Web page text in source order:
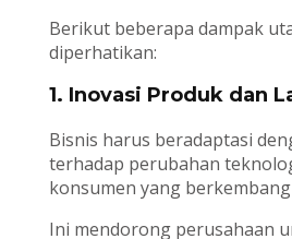
Berikut beberapa dampak
diperhatikan:
1. Inovasi Produk dan
Bisnis harus beradaptasi
terhadap perubahan
konsumen yang
Ini mendorong perusahaan